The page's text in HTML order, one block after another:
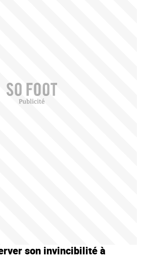
son invincibilité à